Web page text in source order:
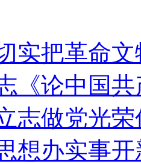
实把革命
《论中国
志做党光
想办实事